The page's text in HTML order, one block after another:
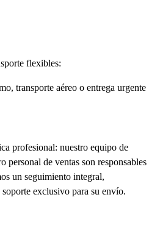
flexibles:
transporte aéreo o entrega urgente
profesional: nuestro equipo de
personal de ventas son responsables
un seguimiento integral,
exclusivo para su envío.